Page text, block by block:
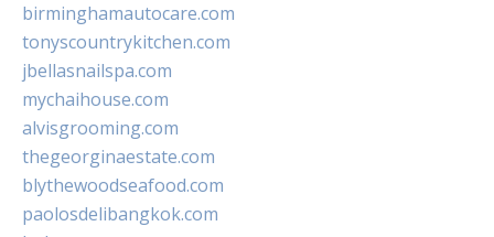
birminghamautocare.com
tonyscountrykitchen.com
jbellasnailspa.com
mychaihouse.com
alvisgrooming.com
thegeorginaestate.com
blythewoodseafood.com
paolosdelibangkok.com